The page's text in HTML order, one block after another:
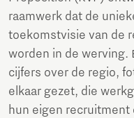
raamwerk dat de
toekomstvisie van de
worden in de werving.
cijfers over de regio,
elkaar gezet, die
hun eigen recruitment